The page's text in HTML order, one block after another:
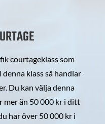
courtageklass som
denna klass så handlar
Du kan välja denna
mer än 50 000 kr i ditt
har över 50 000 kr i